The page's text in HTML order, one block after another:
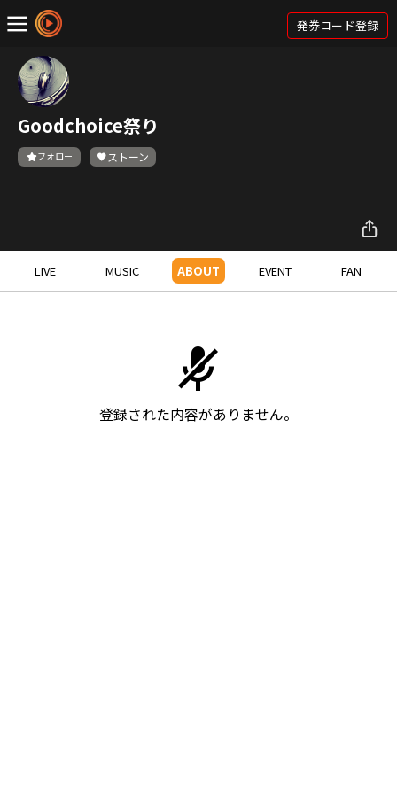
発券コード登録
Goodchoice祭り
フォロー ストーン
LIVE MUSIC ABOUT EVENT FAN
登録された内容がありません。